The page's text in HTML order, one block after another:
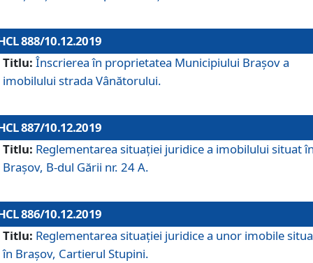
888/10.12.2019
Titlu: Înscrierea în proprietatea Municipiului Braşov a
imobilului strada Vânătorului.
887/10.12.2019
Titlu: Reglementarea situației juridice a imobilului situat
Brașov, B-dul Gării nr. 24 A.
886/10.12.2019
Titlu: Reglementarea situaţiei juridice a unor imobile
în Braşov, Cartierul Stupini.